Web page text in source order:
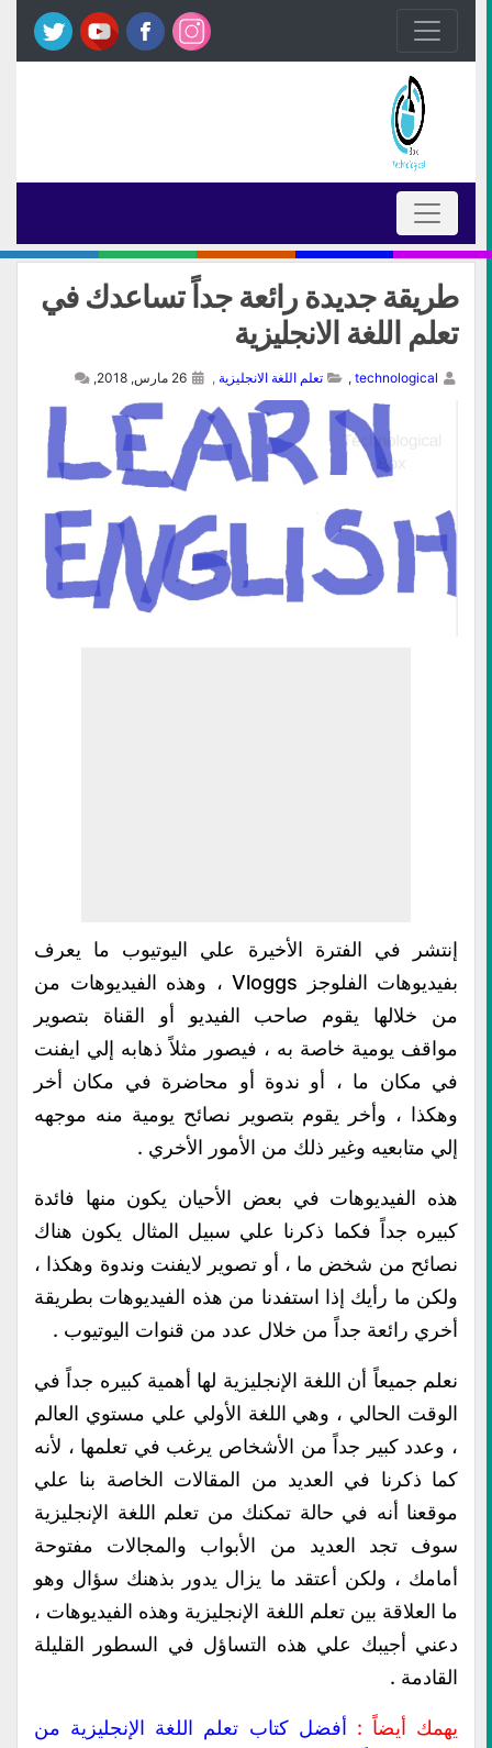
طريقة جديدة رائعة جداً تساعدك في
تعلم اللغة الانجليزية
technological
, تعلم اللغة الانجليزية ,
إنتشر في الفترة الأخيرة علي اليوتيوب ما يعرف
بفيديوهات الفلوجز Vloggs ، وهذه الفيديوهات من
من خلالها يقوم صاحب الفيديو أو القناة بتصوير
مواقف يومية خاصة به ، فيصور مثلاً ذهابه إلي ايفنت
في مكان ما ، أو ندوة أو محاضرة في مكان أخر
وهكذا ، وأخر يقوم بتصوير نصائح يومية منه موجهه
إلي متابعيه وغير ذلك من الأمور الأخري .
هذه الفيديوهات في بعض الأحيان يكون منها فائدة
كبيره جداً فكما ذكرنا علي سبيل المثال يكون هناك
نصائح من شخض ما ، أو تصوير لايفنت وندوة وهكذا ،
ولكن ما رأيك إذا استفدنا من هذه الفيديوهات بطريقة
أخري رائعة جداً من خلال عدد من قنوات اليوتيوب .
نعلم جميعاً أن اللغة الإنجليزية لها أهمية كبيره جداً في
الوقت الحالي ، وهي اللغة الأولي علي مستوي العالم
، وعدد كبير جداً من الأشخاص يرغب في تعلمها ، لأنه
كما ذكرنا في العديد من المقالات الخاصة بنا علي
موقعنا أنه في حالة تمكنك من تعلم اللغة الإنجليزية
سوف تجد العديد من الأبواب والمجالات مفتوحة
أمامك ، ولكن أعتقد ما يزال يدور بذهنك سؤال وهو
ما العلاقة بين تعلم اللغة الإنجليزية وهذه الفيديوهات ،
دعني أجيبك علي هذه التساؤل في السطور القليلة
القادمة .
يهمك أيضاً : أفضل كتاب تعلم اللغة الإنجليزية من